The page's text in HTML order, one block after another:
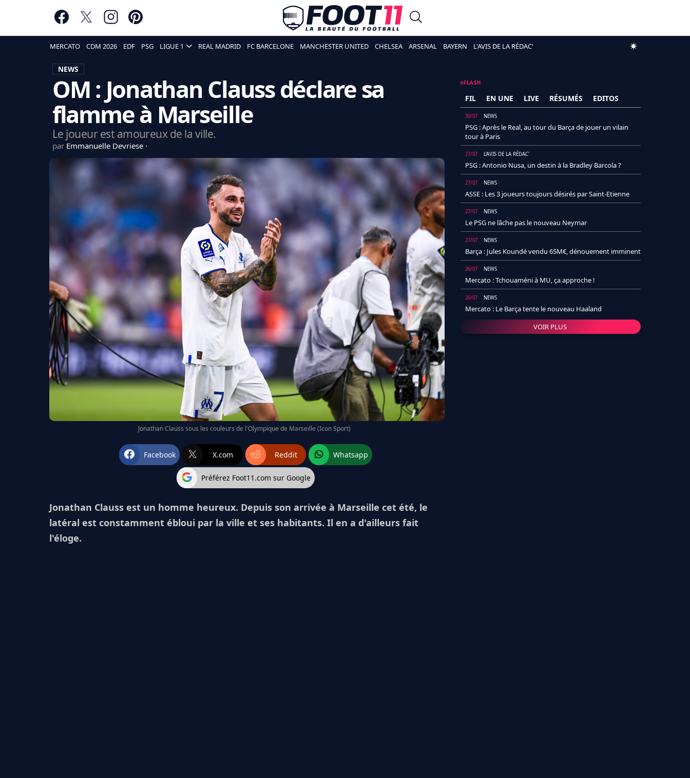
MERCATO CDM 2026 EDF PSG LIGUE 1 REAL MADRID FC BARCELONE MANCHESTER UNITED CHELSEA ARSENAL BAYERN L'AVIS DE LA RÉDAC'
NEWS
OM : Jonathan Clauss déclare sa
flamme à Marseille
Le joueur est amoureux de la ville.
par Emmanuelle Devriese
Jonathan Clauss sous les couleurs de l'Olympique de Marseille (Icon Sport)
Facebook X.com Reddit Whatsapp
Préférez Foot11.com sur Google
Jonathan Clauss est un homme heureux. Depuis son arrivée à Marseille cet été, le
latéral est constamment ébloui par la ville et ses habitants. Il en a d'ailleurs fait
l'éloge.
FLASH
FIL EN UNE LIVE RÉSUMÉS EDITOS
30/07 NEWS
PSG : Après le Real, au tour du Barça de jouer un vilain
tour à Paris
27/07 L'AVIS DE LA RÉDAC'
PSG : Antonio Nusa, un destin à la Bradley Barcola ?
27/07 NEWS
ASSE : Les 3 joueurs toujours désirés par Saint-Etienne
27/07 NEWS
Le PSG ne lâche pas le nouveau Neymar
27/07 NEWS
Barça : Jules Koundé vendu 65M€, dénouement imminent
26/07 NEWS
Mercato : Tchouaméni à MU, ça approche !
26/07 NEWS
Mercato : Le Barça tente le nouveau Haaland
VOIR PLUS